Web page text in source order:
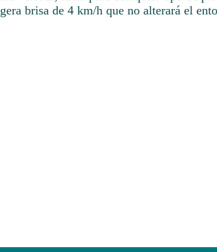
brisa de 4 km/h que no alterará el